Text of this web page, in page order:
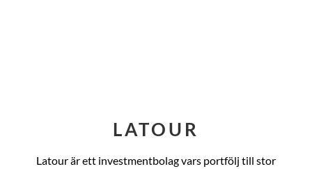
LATOUR
Latour är ett investmentbolag vars portfölj till stor